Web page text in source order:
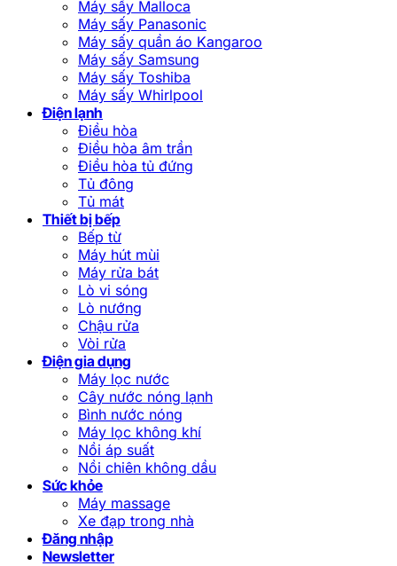
Máy sấy Malloca
Máy sấy Panasonic
Máy sấy quần áo Kangaroo
Máy sấy Samsung
Máy sấy Toshiba
Máy sấy Whirlpool
Điện lạnh
Điều hòa
Điều hòa âm trần
Điều hòa tủ đứng
Tủ đông
Tủ mát
Thiết bị bếp
Bếp từ
Máy hút mùi
Máy rửa bát
Lò vi sóng
Lò nướng
Chậu rửa
Vòi rửa
Điện gia dụng
Máy lọc nước
Cây nước nóng lạnh
Bình nước nóng
Máy lọc không khí
Nồi áp suất
Nồi chiên không dầu
Sức khỏe
Máy massage
Xe đạp trong nhà
Đăng nhập
Newsletter